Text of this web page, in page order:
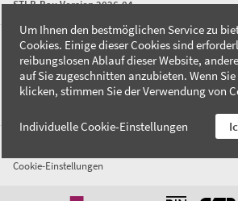
STLB-Bau Version 2026-04
FAQ
Kontakt
Datenschutzerklärung
Cookie-Einstellungen
Um Ihnen den bestmöglichen Service zu
Cookies. Einige dieser Cookies sind
reibungslosen Ablauf dieser Website,
auf Sie zugeschnitten anzubieten. Wenn
klicken, stimmen Sie der Verwendung von
Individuelle Cookie-Einstellungen